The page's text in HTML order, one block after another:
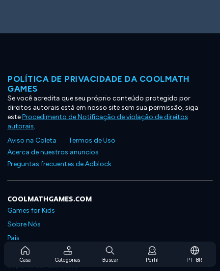
Casa Categorias Buscar Perfil PT-BR
POLÍTICA DE PRIVACIDADE DA COOLMATH
GAMES
Se você acredita que seu próprio conteúdo protegido por
direitos autorais está em nosso site sem sua permissão, siga
esteProcedimento de Notificação de violação de direitos
autorais.
Aviso na Coleta
Termos de Uso
Acerca de nuestros anuncios
Preguntas frecuentes de Adblock
COOLMATHGAMES.COM
Games for Kids
Sobre Nós
Pais
Perguntas Frequentes Sobre Assinaturas
Suporte de Assinatura